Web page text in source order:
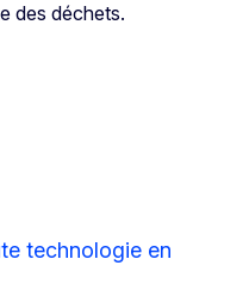
des déchets.
technologie en